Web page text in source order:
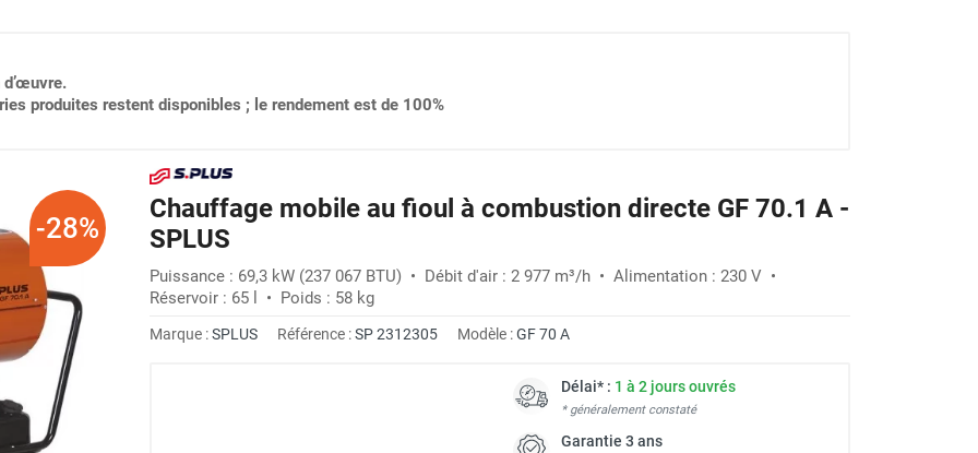
produites restent disponibles ; le rendement est de 100%
-28%
Chauffage mobile au fioul à combustion directe GF 70.1 A -
SPLUS
Puissance : 69,3 kW (237 067 BTU) • Débit d'air : 2 977 m³/h • Alimentation : 230 V •
Réservoir : 65 l • Poids : 58 kg
Marque :SPLUS Référence :SP 2312305 Modèle :GF 70 A
Délai* : 1 à 2 jours ouvrés
* généralement constaté
Garantie 3 ans